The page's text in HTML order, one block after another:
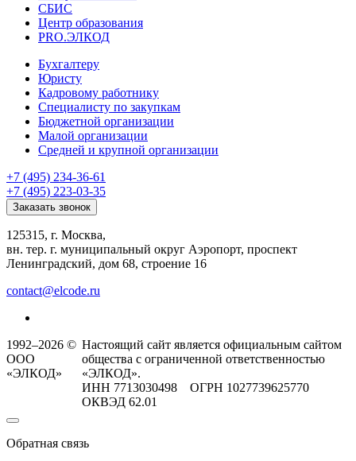
СБИС
Центр образования
PRO.ЭЛКОД
Бухгалтеру
Юристу
Кадровому работнику
Специалисту по закупкам
Бюджетной организации
Малой организации
Средней и крупной организации
+7 (495) 234-36-61
+7 (495) 223-03-35
Заказать звонок
125315, г. Москва,
вн. тер. г. муниципальный округ Аэропорт, проспект
Ленинградский, дом 68, строение 16
contact@elcode.ru
1992–2026 ©
ООО
«ЭЛКОД»
Настоящий сайт является официальным сайтом
общества с ограниченной ответственностью
«ЭЛКОД».
ИНН 7713030498 ОГРН 1027739625770
ОКВЭД 62.01
Обратная связь